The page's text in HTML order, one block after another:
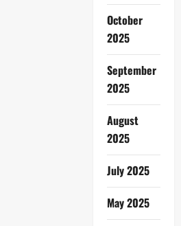
October
2025
September
2025
August
2025
July 2025
May 2025